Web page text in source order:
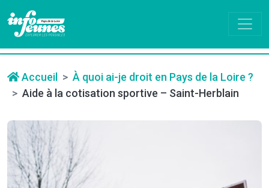
Accueil
À quoi ai-je droit en Pays de la Loire ?
Aide à la cotisation sportive – Saint-Herblain